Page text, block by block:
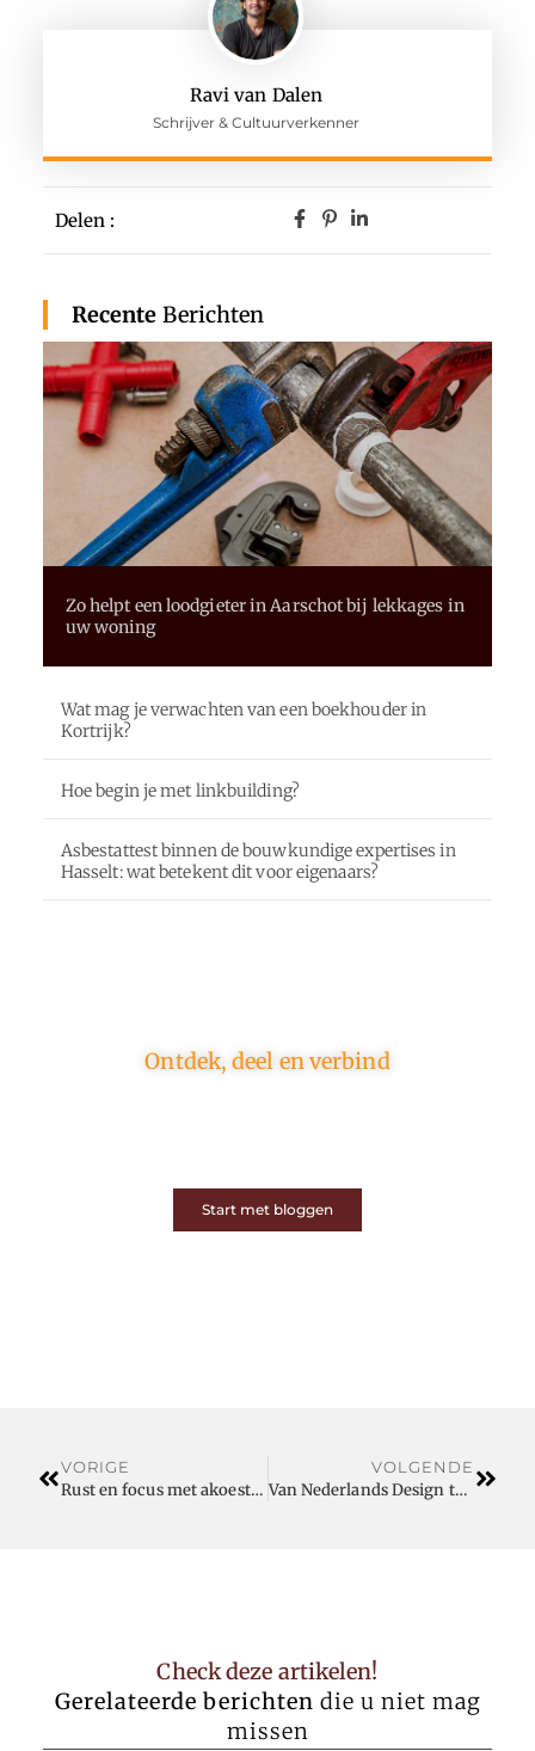
Ravi van Dalen
Schrijver & Cultuurverkenner
Delen :
Recente Berichten
Zo helpt een loodgieter in Aarschot bij lekkages in
uw woning
Wat mag je verwachten van een boekhouder in
Kortrijk?
Hoe begin je met linkbuilding?
Asbestattest binnen de bouwkundige expertises in
Hasselt: wat betekent dit voor eigenaars?
Ontdek, deel en verbind
Start met bloggen
VORIGE
Rust en focus met akoestische panelen voor uw kantoor
VOLGENDE
Van Nederlands Design tot Wereldwijde Productie: Hoe QoCreators Innovatie Realiseert
Check deze artikelen!
Gerelateerde berichten die u niet mag
missen